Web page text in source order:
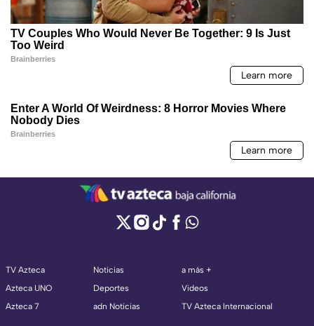
TV Azteca
Azteca UNO
Azteca 7
Noticias
Deportes
adn Noticias
a más +
Videos
TV Azteca Internacional